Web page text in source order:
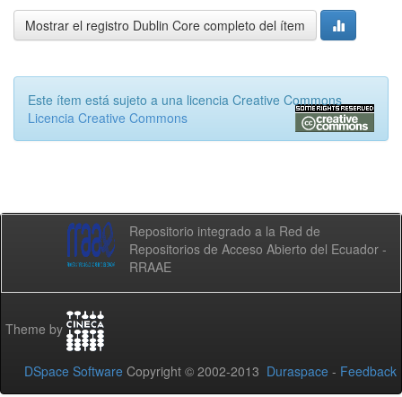
Mostrar el registro Dublin Core completo del ítem
Este ítem está sujeto a una licencia Creative Commons
Licencia Creative Commons
Repositorio integrado a la Red de
Repositorios de Acceso Abierto del Ecuador -
RRAAE
Theme by
DSpace Software Copyright © 2002-2013 Duraspace - Feedback